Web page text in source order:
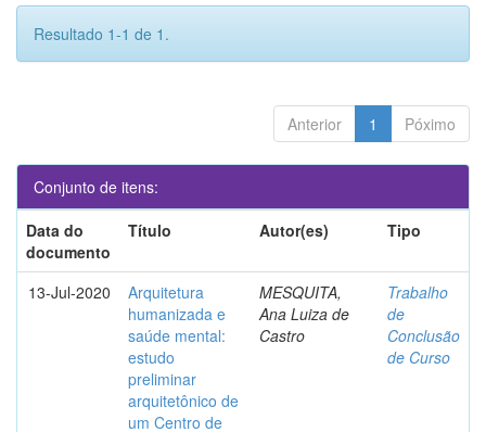
Resultado 1-1 de 1.
Anterior 1 Póximo
Conjunto de itens:
Data do
documento
Título Autor(es) Tipo
13-Jul-2020
Arquitetura
humanizada e
saúde mental:
estudo
preliminar
arquitetônico de
um Centro de
MESQUITA,
Ana Luiza de
Castro
Trabalho
de
Conclusão
de Curso